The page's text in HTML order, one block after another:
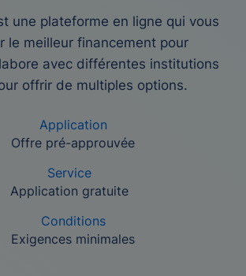
une plateforme en ligne qui vous
le meilleur financement pour
avec différentes institutions
offrir de multiples options.
Application
Offre pré-approuvée
Service
Application gratuite
Conditions
Exigences minimales